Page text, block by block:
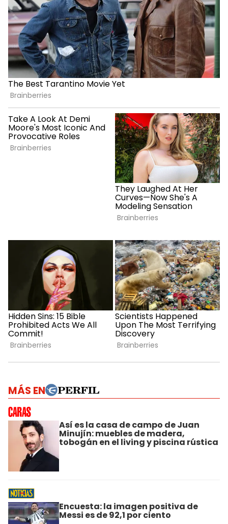
MÁS EN
Así es la casa de campo de Juan
Minujín: muebles de madera,
tobogán en el living y piscina rústica
Encuesta: la imagen positiva de
Messi es de 92,1 por ciento